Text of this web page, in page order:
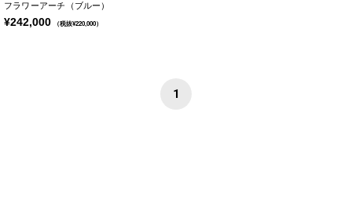
フラワーアーチ（ブルー）
¥242,000 （税抜¥220,000）
1